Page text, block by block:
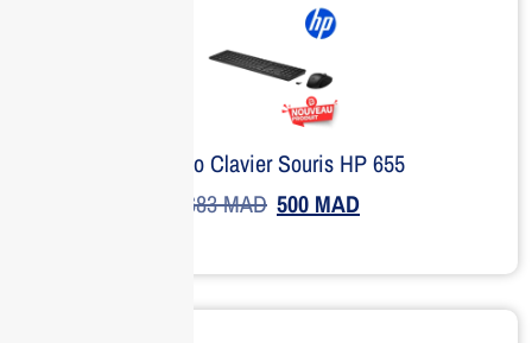
Combo Clavier Souris HP 655
683MAD 500 MAD